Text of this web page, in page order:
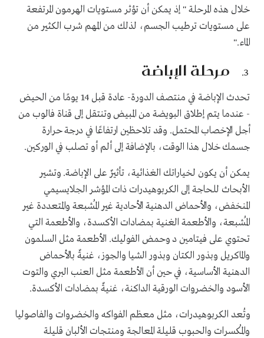
خلال هذه المرحلة " إذ يمكن أن تؤثر مستويات الهرمون المرتفعة
على مستويات ترطيب الجسم، لذلك من المهم شرب الكثير من
الماء."
مرحلة الإباضة
تحدث الإباضة في منتصف الدورة- عادة قبل 14 يومًا من الحيض
- عندما يتم إطلاق البويضة من المبيض وتنتقل إلى قناة فالوب من
أجل الإخصاب المحتمل. وقد تلاحظين ارتفاعًا في درجة حرارة
جسمك خلال هذا الوقت، بالإضافة إلى ألم أو تصلب في الوركين.
يمكن أن يكون لخياراتك الغذائية، تأثيرٌ على الإباضة. وتشير
الأبحاث للحاجة إلى الكربوهيدرات ذات المؤشر الجلايسيمي
المنخفض، والأحماض الدهنية الأحادية غير المُشبعة والمتعددة غير
المُشبعة، والأطعمة الغنية بمضادات الأكسدة، والأطعمة التي
تحتوي على فيتامين د وحمض الفوليك. الأطعمة مثل السلمون
والماكريل وبذور الكتان وبذور الشيا والجوز، غنيةٌ بالأحماض
الدهنية الأساسية، في حين أن الأطعمة مثل العنب البري والتوت
الأسود والخضروات الورقية الداكنة، غنيةٌ بمضادات الأكسدة.
وتُعد الكربوهيدرات، مثل معظم الفواكه والخضروات والفاصوليا
والمُكسرات والحبوب قليلة المعالجة ومنتجات الألبان قليلة